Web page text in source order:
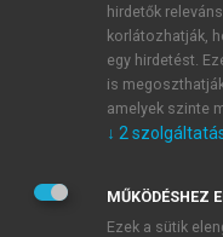
JELSZÓ ÚJRA
Kérek értesítést a
Kérek értesítést az
Adatkezelési
veszem és
hirdetők
korlátozhatják,
egy hirdetést.
is
amelyek szinte
↓ 2
MŰKÖDÉSHEZ
Ezek a sütik